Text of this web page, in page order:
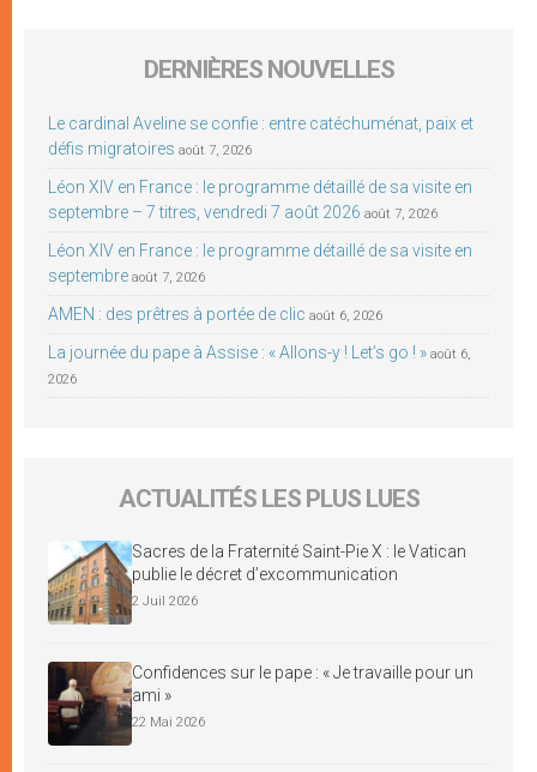
DERNIÈRES NOUVELLES
Le cardinal Aveline se confie : entre catéchuménat, paix et
défis migratoires août 7, 2026
Léon XIV en France : le programme détaillé de sa visite en
septembre – 7 titres, vendredi 7 août 2026 août 7, 2026
Léon XIV en France : le programme détaillé de sa visite en
septembre août 7, 2026
AMEN : des prêtres à portée de clic août 6, 2026
La journée du pape à Assise : « Allons-y ! Let’s go ! » août 6,
2026
ACTUALITÉS LES PLUS LUES
Sacres de la Fraternité Saint-Pie X : le Vatican
publie le décret d’excommunication
2 Juil 2026
Confidences sur le pape : « Je travaille pour un
ami »
22 Mai 2026